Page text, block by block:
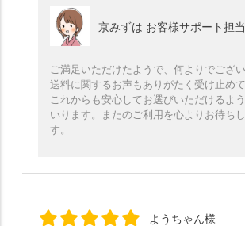
京みずは お客様サポート担当
ご満足いただけたようで、何よりでござい
送料に関するお声もありがたく受け止めて
これからも安心してお選びいただけるよ
いります。またのご利用を心よりお待ち
す。
ようちゃん様